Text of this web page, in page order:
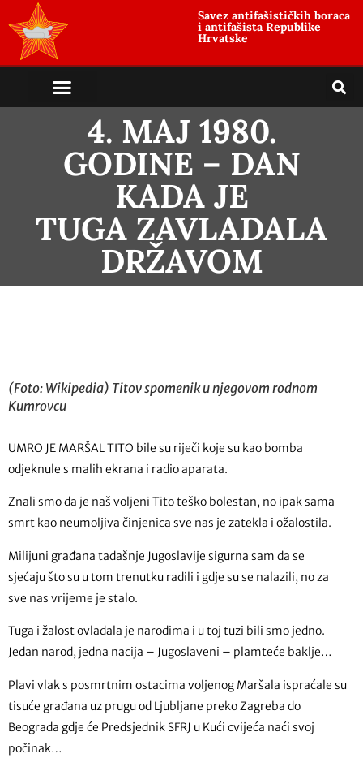
Savez antifašističkih boraca
i antifašista Republike
Hrvatske
4. MAJ 1980.
GODINE – DAN
KADA JE
TUGA ZAVLADALA
DRŽAVOM
(Foto: Wikipedia) Titov spomenik u njegovom rodnom
Kumrovcu
UMRO JE MARŠAL TITO bile su riječi koje su kao bomba
odjeknule s malih ekrana i radio aparata.
Znali smo da je naš voljeni Tito teško bolestan, no ipak sama
smrt kao neumoljiva činjenica sve nas je zatekla i ožalostila.
Milijuni građana tadašnje Jugoslavije sigurna sam da se
sjećaju što su u tom trenutku radili i gdje su se nalazili, no za
sve nas vrijeme je stalo.
Tuga i žalost ovladala je narodima i u toj tuzi bili smo jedno.
Jedan narod, jedna nacija – Jugoslaveni – plamteće baklje…
Plavi vlak s posmrtnim ostacima voljenog Maršala ispraćale su
tisuće građana uz prugu od Ljubljane preko Zagreba do
Beograda gdje će Predsjednik SFRJ u Kući cvijeća naći svoj
počinak…